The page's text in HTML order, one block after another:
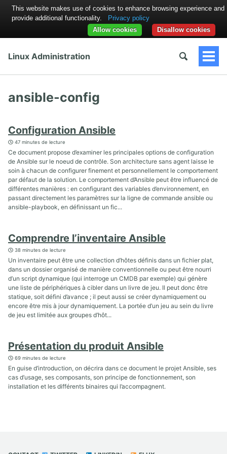
Linux Administration
ansible-config
Configuration Ansible
47 minutes de lecture
Ce document propose d’examiner les principales options de configuration
de Ansible sur le noeud de contrôle. Son architecture sans agent laisse le
soin à chacun de configurer finement et personnellement le comportement
par défaut de la solution. Le comportement d’Ansible peut être influencé de
différentes manières : en configurant des variables d’environnement, en
passant directement les paramètres sur la ligne de commande ansible ou
ansible-playbook, en définissant un fic...
Comprendre l’inventaire Ansible
38 minutes de lecture
Un inventaire peut être une collection d’hôtes définis dans un fichier plat,
dans un dossier organisé de manière conventionnelle ou peut être nourri
d’un script dynamique (qui interroge un CMDB par exemple) qui génère
une liste de périphériques à cibler dans un livre de jeu. Il peut donc être
statique, soit défini d’avance ; il peut aussi se créer dynamiquement ou
encore être mis à jour dynamiquement. La portée d’un jeu au sein du livre
de jeu est limitée aux groupes d’hôt...
Présentation du produit Ansible
69 minutes de lecture
En guise d’introduction, on décrira dans ce document le projet Ansible, ses
cas d’usage, ses composants, son principe de fonctionnement, son
installation et les différents binaires qui l’accompagnent.
This website makes use of cookies to enhance browsing experience and
provide additional functionality.
Privacy policy
Disallow cookies
Allow cookies